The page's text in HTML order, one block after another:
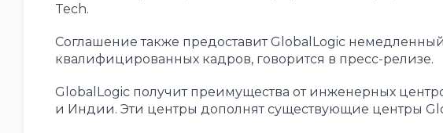
Tech.
Соглашение также предоставит GlobalLogic
квалифицированных кадров, говорится в пресс-релизе.
GlobalLogic получит преимущества от инженерных
и Индии. Эти центры дополнят существующие центры